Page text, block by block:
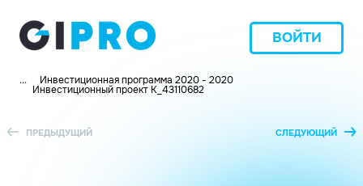
ВОЙТИ
... Инвестиционная программа 2020 - 2020
Инвестиционный проект K_43110682
ПРЕДЫДУЩИЙ СЛЕДУЮЩИЙ